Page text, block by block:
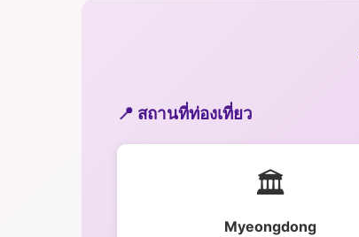
📍 สถานที่ท่องเที่ยว
🏛️
Myeongdong